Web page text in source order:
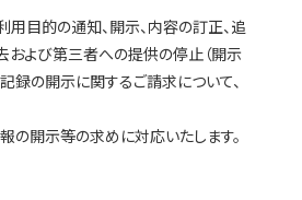
目的の通知、開示、内容の訂正、追
および第三者への提供の停止（開示
録の開示に関するご請求について、
の開示等の求めに対応いたします。